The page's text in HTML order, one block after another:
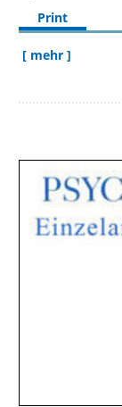
Print
[ mehr ]